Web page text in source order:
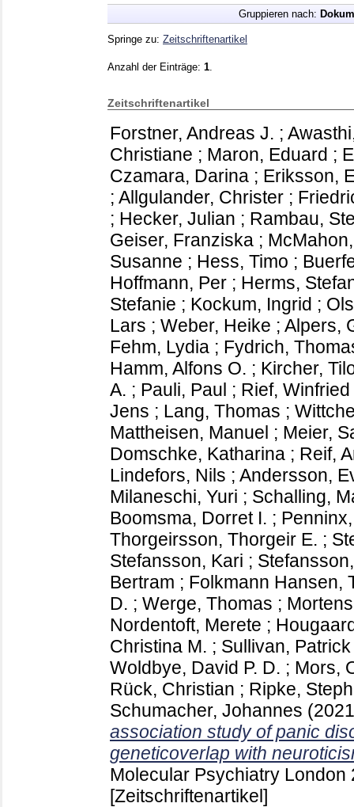
Gruppieren nach:
Springe zu: Zeitschriftenartikel
Anzahl der Einträge: 1
Zeitschriftenartikel
Forstner, Andreas J. ;
Christiane ; Maron, Eduard ;
Czamara, Darina ; Eriksson,
; Allgulander, Christer ;
; Hecker, Julian ; Rambau,
Geiser, Franziska ;
Susanne ; Hess, Timo ;
Hoffmann, Per ; Herms,
Stefanie ; Kockum, Ingrid ;
Lars ; Weber, Heike ; Alpers,
Fehm, Lydia ; Fydrich,
Hamm, Alfons O. ; Kircher,
A. ; Pauli, Paul ; Rief, Winfried
Jens ; Lang, Thomas ;
Mattheisen, Manuel ; Meier,
Domschke, Katharina ; Reif,
Lindefors, Nils ; Andersson,
Milaneschi, Yuri ; Schalling,
Boomsma, Dorret I. ;
Thorgeirsson, Thorgeir E. ;
Stefansson, Kari ;
Bertram ; Folkmann Hansen,
D. ; Werge, Thomas ;
Nordentoft, Merete ;
Christina M. ; Sullivan, Patrick
Woldbye, David P. D. ; Mors,
Rück, Christian ; Ripke,
Schumacher, Johannes
association study of panic
geneticoverlap with
Molecular Psychiatry London
[Zeitschriftenartikel]